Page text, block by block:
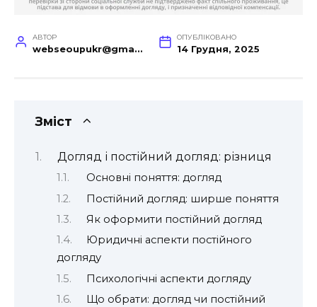
АВТОР
webseoupukr@gmail.com
ОПУБЛІКОВАНО
14 Грудня, 2025
Зміст
Догляд і постійний догляд: різниця
Основні поняття: догляд
Постійний догляд: ширше поняття
Як оформити постійний догляд
Юридичні аспекти постійного
догляду
Психологічні аспекти догляду
Що обрати: догляд чи постійний